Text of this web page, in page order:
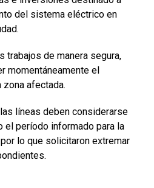
del sistema eléctrico en
trabajos de manera segura,
momentáneamente el
afectada.
líneas deben considerarse
el período informado para la
lo que solicitaron extremar